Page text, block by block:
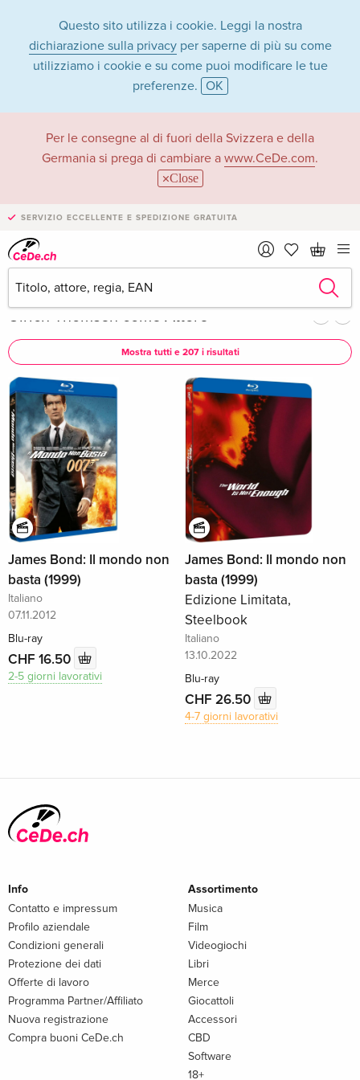
Questo sito utilizza i cookie. Leggi la nostra
dichiarazione sulla privacyper saperne di più su come
utilizziamo i cookie e su come puoi modificare le tue
preferenze. OK
Per le consegne al di fuori della Svizzera e della
Germania si prega di cambiare a www.CeDe.com.
Close
SERVIZIO ECCELLENTE E SPEDIZIONE GRATUITA
Ulrich Thomsen
nella categoria Film
- Tutti formati
Articoli di Ulrich Thomsen inshop completo
Ulrich Thomsen come Attore
Mostra tutti e 207 i risultati
James Bond: Il mondo non
basta (1999)
Italiano
07.11.2012
Blu-ray
CHF 16.50
2-5 giorni lavorativi
James Bond: Il mondo non
basta (1999)
Edizione Limitata,
Steelbook
Italiano
13.10.2022
Blu-ray
CHF 26.50
4-7 giorni lavorativi
Info
Contatto e impressum
Profilo aziendale
Condizioni generali
Protezione dei dati
Offerte di lavoro
Programma Partner/Affiliato
Nuova registrazione
Compra buoni CeDe.ch
Assortimento
Musica
Film
Videogiochi
Libri
Merce
Giocattoli
Accessori
CBD
Software
18+